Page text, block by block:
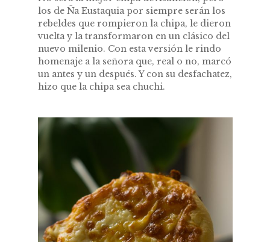
los de Ña Eustaquia por siempre serán los
rebeldes que rompieron la chipa, le dieron
vuelta y la transformaron en un clásico del
nuevo milenio. Con esta versión le rindo
homenaje a la señora que, real o no, marcó
un antes y un después. Y con su desfachatez,
hizo que la chipa sea chuchi.